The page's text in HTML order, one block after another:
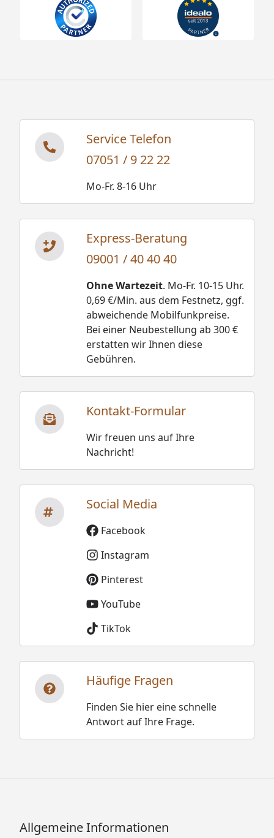
Service Telefon
07051 / 9 22 22
Mo-Fr. 8-16 Uhr
Express-Beratung
09001 / 40 40 40
Ohne Wartezeit. Mo-Fr. 10-15 Uhr.
0,69 €/Min. aus dem Festnetz, ggf.
abweichende Mobilfunkpreise.
Bei einer Neubestellung ab 300 €
erstatten wir Ihnen diese
Gebühren.
Kontakt-Formular
Wir freuen uns auf Ihre
Nachricht!
Social Media
Facebook
Instagram
Pinterest
YouTube
TikTok
Häufige Fragen
Finden Sie hier eine schnelle
Antwort auf Ihre Frage.
Allgemeine Informationen